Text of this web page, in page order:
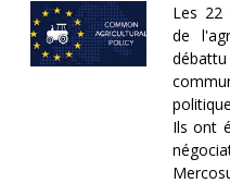
Les 22
de
Ils ont